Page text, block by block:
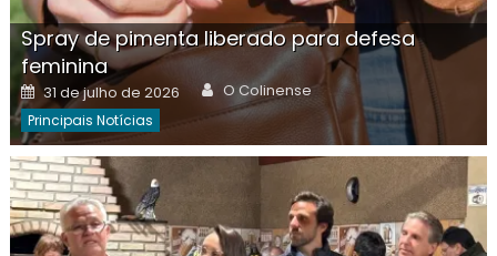
Spray de pimenta liberado para defesa
feminina
Posted
on
31 de julho de 2026 Author
O Colinense
Principais Notícias